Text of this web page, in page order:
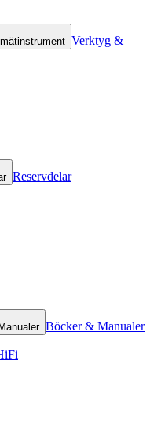
Verktyg &
Reservdelar
Böcker & Manualer